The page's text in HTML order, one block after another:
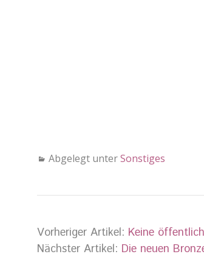
Abgelegt unterSonstiges
Vorheriger Artikel: Keine
Nächster Artikel: Die neuen